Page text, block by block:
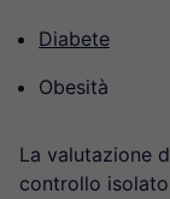
Diabete
Obesità
La valutazione
controllo